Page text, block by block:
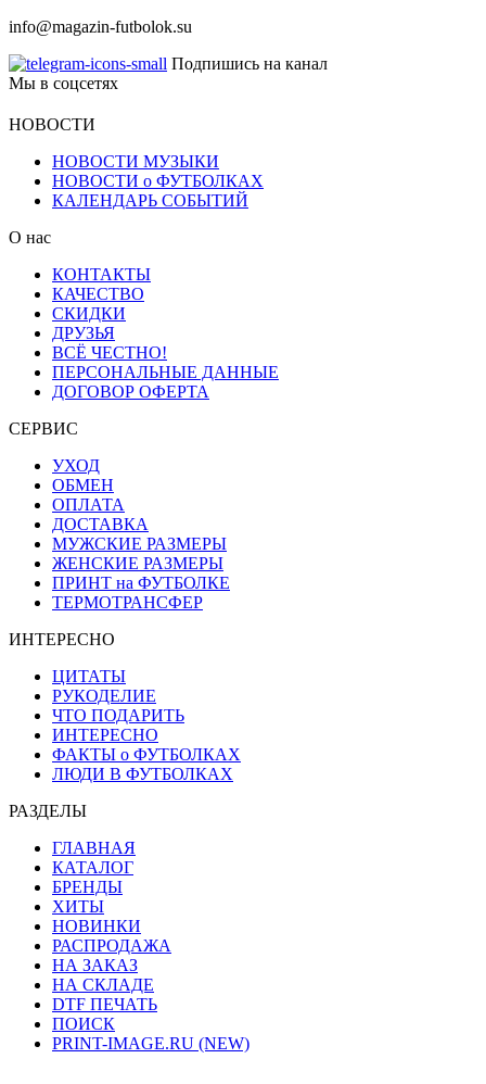
info@magazin-futbolok.su
Подпишись на канал
Мы в соцсетях
НОВОСТИ
НОВОСТИ МУЗЫКИ
НОВОСТИ о ФУТБОЛКАХ
КАЛЕНДАРЬ СОБЫТИЙ
О нас
КОНТАКТЫ
КАЧЕСТВО
СКИДКИ
ДРУЗЬЯ
ВСЁ ЧЕСТНО!
ПЕРСОНАЛЬНЫЕ ДАННЫЕ
ДОГОВОР ОФЕРТА
СЕРВИС
УХОД
ОБМЕН
ОПЛАТА
ДОСТАВКА
МУЖСКИЕ РАЗМЕРЫ
ЖЕНСКИЕ РАЗМЕРЫ
ПРИНТ на ФУТБОЛКЕ
ТЕРМОТРАНСФЕР
ИНТЕРЕСНО
ЦИТАТЫ
РУКОДЕЛИЕ
ЧТО ПОДАРИТЬ
ИНТЕРЕСНО
ФАКТЫ о ФУТБОЛКАХ
ЛЮДИ В ФУТБОЛКАХ
РАЗДЕЛЫ
ГЛАВНАЯ
КАТАЛОГ
БРЕНДЫ
ХИТЫ
НОВИНКИ
РАСПРОДАЖА
НА ЗАКАЗ
НА СКЛАДЕ
DTF ПЕЧАТЬ
ПОИСК
PRINT-IMAGE.RU (NEW)